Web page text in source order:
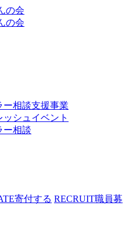
ー相談支援事業
シュイベント
ー相談
寄付する RECRUIT職員募